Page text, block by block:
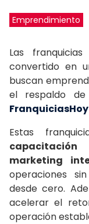
Emprendimiento
Las
convertido en
buscan
el respaldo
FranquiciasHoy
Estas
marketing
operaciones
desde cero.
acelerar el
operación